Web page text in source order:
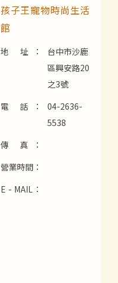
孩子王寵物時尚生活
館
地 址：
台中市沙鹿
區興安路20
之3號
電 話：
04-2636-
5538
傳 真：
營業時間：
E - MAIL：